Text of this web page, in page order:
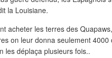
la Louisiane.
acheter les terres des
on leur donna seulement
les déplaça plusieurs fois..